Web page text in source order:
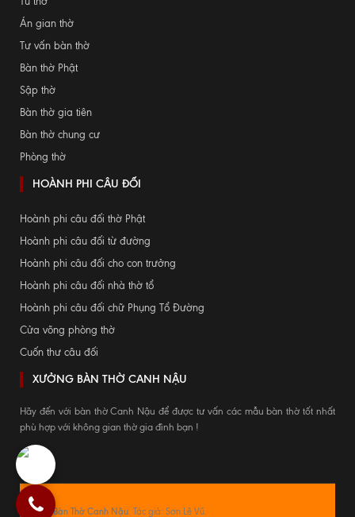
Án gian thờ
Tư vấn bàn thờ
Bàn thờ Phật
Sập thờ
Bàn thờ gia tiên
Bàn thờ chung cư
Phòng thờ
HOÀNH PHI CÂU ĐỐI
Hoành phi câu đối thờ Phật
Hoành phi câu đối từ đường
Hoành phi câu đối cho con trưởng
Hoành phi câu đối nhà thờ tổ
Hoành phi câu đối chữ Phụng Tổ Đường
Cửa võng phòng thờ
Cuốn thư câu đối
XƯỞNG BÀN THỜ CANH NẬU
Hãy đến với bàn thờ Canh Nậu để được tư vấn các mẫu bàn thờ tốt nhất
phù hợp với không gian thờ gia đình bạn !
© 2026Bàn Thờ Canh Nậu. Tác giả: Sơn Lê Vũ.